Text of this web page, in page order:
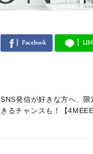
Facebook
SNS発信が好きな方へ、
きるチャンスも！【